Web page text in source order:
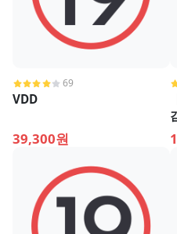
69
VDD
39,300원